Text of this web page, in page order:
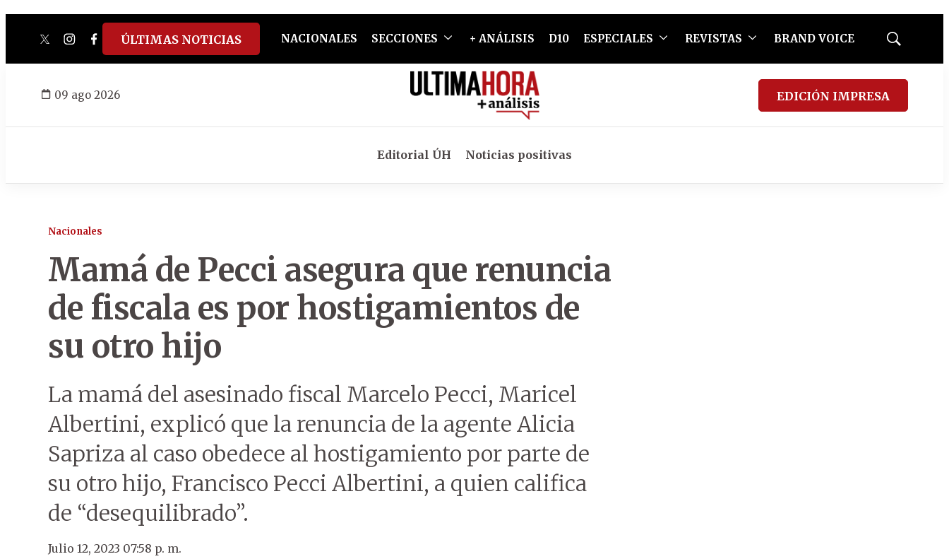
twitterinstagram
facebook
tiktokyoutube
spotify
ÚLTIMAS NOTICIAS NACIONALES SECCIONES + ANÁLISIS D10 ESPECIALES REVISTAS BRAND VOICE
Mostrar
09 ago 2026 EDICIÓN IMPRESA
Editorial ÚH Noticias positivas
Nacionales
Mamá de Pecci asegura que renuncia
de fiscala es por hostigamientos de
su otro hijo
La mamá del asesinado fiscal Marcelo Pecci, Maricel
Albertini, explicó que la renuncia de la agente Alicia
Sapriza al caso obedece al hostigamiento por parte de
su otro hijo, Francisco Pecci Albertini, a quien califica
de “desequilibrado”.
Julio 12, 2023 07:58 p. m.